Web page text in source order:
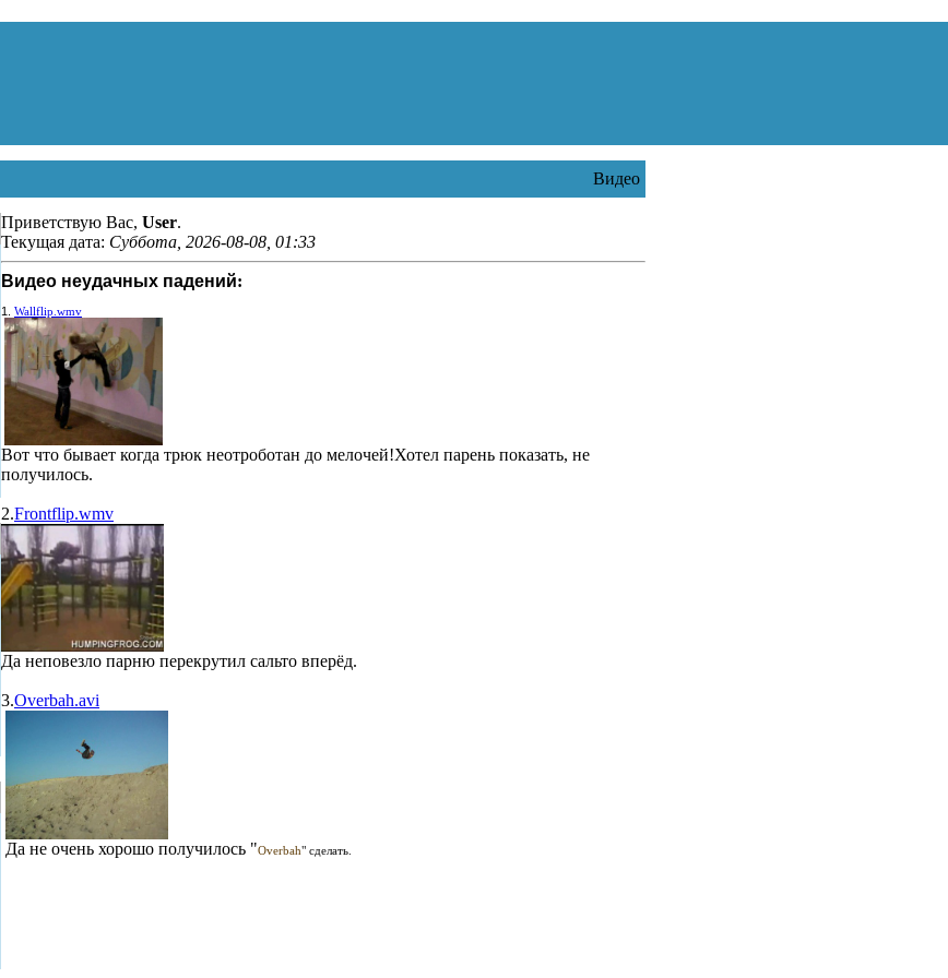
Видео
Приветствую Вас, User.
Текущая дата: Суббота, 2026-08-08, 01:33
Видео неудачных падений:
1 Wallflip.wmv
Вот что бывает когда трюк неотроботан до мелочей!Хотел парень показать, не
получилось.
2.Frontflip.wmv
Да неповезло парню перекрутил сальто вперёд.
3.Overbah.avi
Да не очень хорошо получилось "Overbah" сделать.